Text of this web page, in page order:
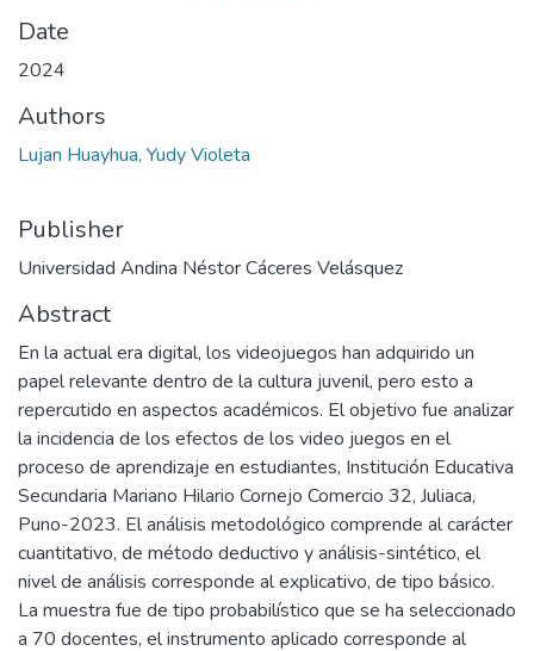
Date
2024
Authors
Lujan Huayhua, Yudy Violeta
Publisher
Universidad Andina Néstor Cáceres Velásquez
Abstract
En la actual era digital, los videojuegos han adquirido un
papel relevante dentro de la cultura juvenil, pero esto a
repercutido en aspectos académicos. El objetivo fue analizar
la incidencia de los efectos de los video juegos en el
proceso de aprendizaje en estudiantes, Institución Educativa
Secundaria Mariano Hilario Cornejo Comercio 32, Juliaca,
Puno-2023. El análisis metodológico comprende al carácter
cuantitativo, de método deductivo y análisis-sintético, el
nivel de análisis corresponde al explicativo, de tipo básico.
La muestra fue de tipo probabilístico que se ha seleccionado
a 70 docentes, el instrumento aplicado corresponde al